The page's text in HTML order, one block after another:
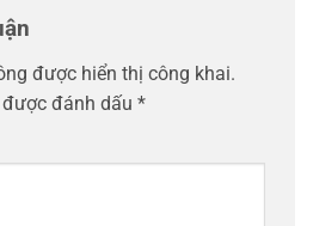
được hiển thị công khai.
đánh dấu *